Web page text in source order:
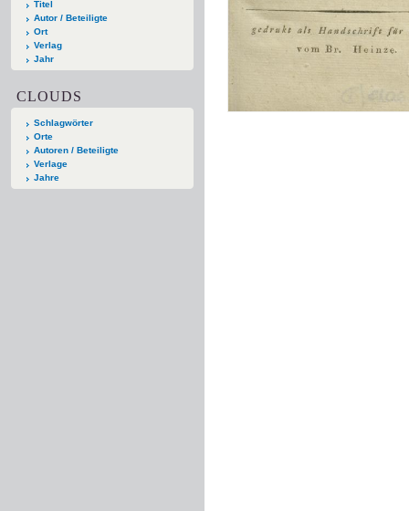
Titel
Autor / Beteiligte
Ort
Verlag
Jahr
CLOUDS
Schlagwörter
Orte
Autoren / Beteiligte
Verlage
Jahre